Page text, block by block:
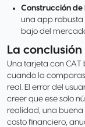
Construcción de
una app robusta
bajo del
La conclusión
Una tarjeta con CAT
cuando la
real. El error del
creer que ese solo
realidad, una buena
costo financiero,